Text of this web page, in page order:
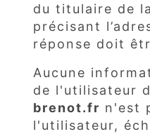
du titulaire de
précisant
réponse doit
Aucune
de l'utilisateur
brenot.fr n'est
l'utilisateur,